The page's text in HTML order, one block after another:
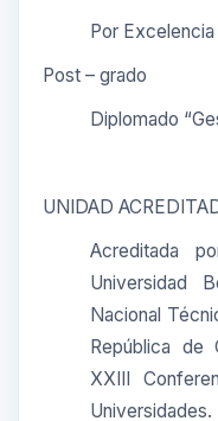
Por Excelencia
Post – grado
Diplomado
UNIDAD
Acreditada
Universidad
Nacional
República de
XXIII
Universidades.